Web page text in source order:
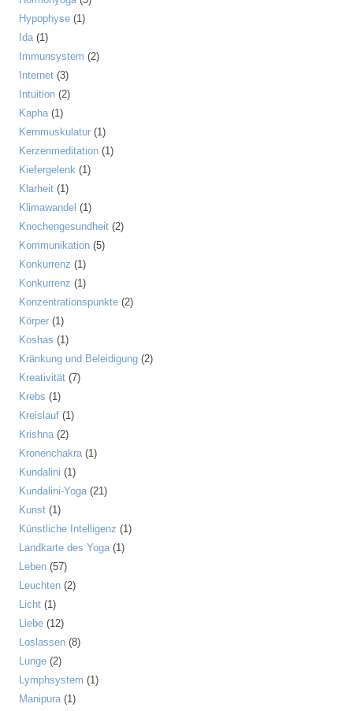
Hypophyse (1)
Ida(1)
Immunsystem (2)
Internet (3)
Intuition (2)
Kapha(1)
Kernmuskulatur (1)
Kerzenmeditation (1)
Kiefergelenk (1)
Klarheit (1)
Klimawandel (1)
Knochengesundheit (2)
Kommunikation (5)
Konkurrenz (1)
Konkurrenz (1)
Konzentrationspunkte (2)
Körper (1)
Koshas (1)
Kränkung und Beleidigung (2)
Kreativität (7)
Krebs (1)
Kreislauf (1)
Krishna(2)
Kronenchakra(1)
Kundalini (1)
Kundalini-Yoga(21)
Kunst (1)
Künstliche Intelligenz (1)
Landkarte des Yoga(1)
Leben (57)
Leuchten (2)
Licht (1)
Liebe (12)
Loslassen (8)
Lunge (2)
Lymphsystem (1)
Manipura(1)